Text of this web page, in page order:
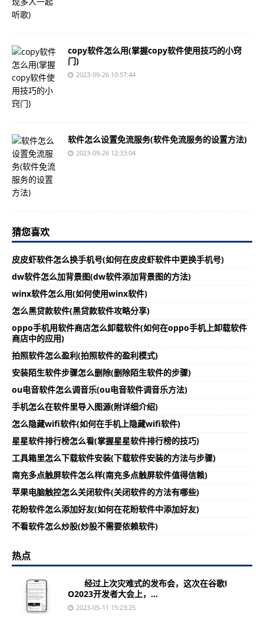
copy软件怎么用(掌握copy软件使用技巧的小窍
门)
2023-09-26 10:57:44
软件怎么设置免流服务(软件免流服务的设置方法)
2023-09-26 12:33:04
猜您喜欢
皮皮虾软件怎么换手机号(如何在皮皮虾软件中更换手机号)
dw软件怎么加背景图(dw软件添加背景图的方法)
winx软件怎么用(如何使用winx软件)
怎么黑贷款软件(黑贷款软件攻略分享)
oppo手机用软件商店怎么卸载软件(如何在oppo手机上卸载软件
商店中的应用)
拍照软件怎么盈利(拍照软件的盈利模式)
安装陌生软件步骤怎么删除(删除陌生软件的步骤)
ou电音软件怎么调音乐(ou电音软件调音乐方法)
手机怎么在软件里导入图源(附详细介绍)
怎么隐藏wifi软件(如何在手机上隐藏wifi软件)
星星软件排行榜怎么看(掌握星星软件排行榜的技巧)
工具箱里怎么下载软件安装(下载软件安装的方法与步骤)
南充多点触屏软件怎么样(南充多点触屏软件值得信赖)
苹果电脑触控怎么关闭软件(关闭软件的方法有哪些)
花盼软件怎么添加好友(如何在花盼软件中添加好友)
不看软件怎么炒股(炒股不需要依赖软件)
热点
经过上次灾难式的发布会，这次在谷歌I
O2023开发者大会上，...
2023-05-11 15:23:25